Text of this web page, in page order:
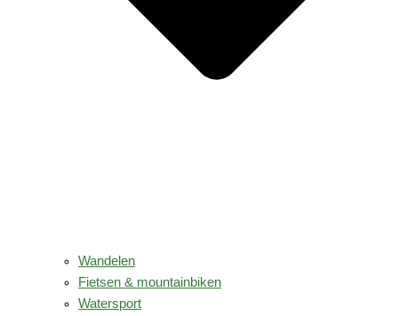
Wandelen
Fietsen & mountainbiken
Watersport